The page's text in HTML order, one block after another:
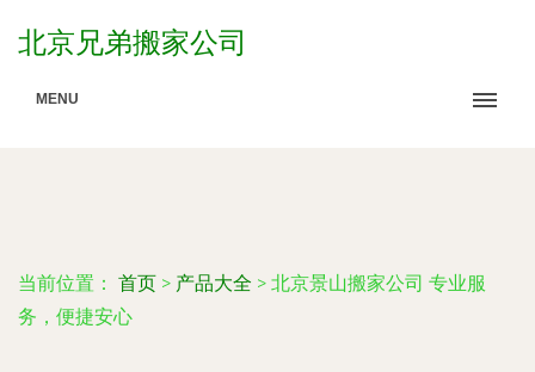
北京兄弟搬家公司
MENU
当前位置： 首页 > 产品大全 > 北京景山搬家公司 专业服
务，便捷安心